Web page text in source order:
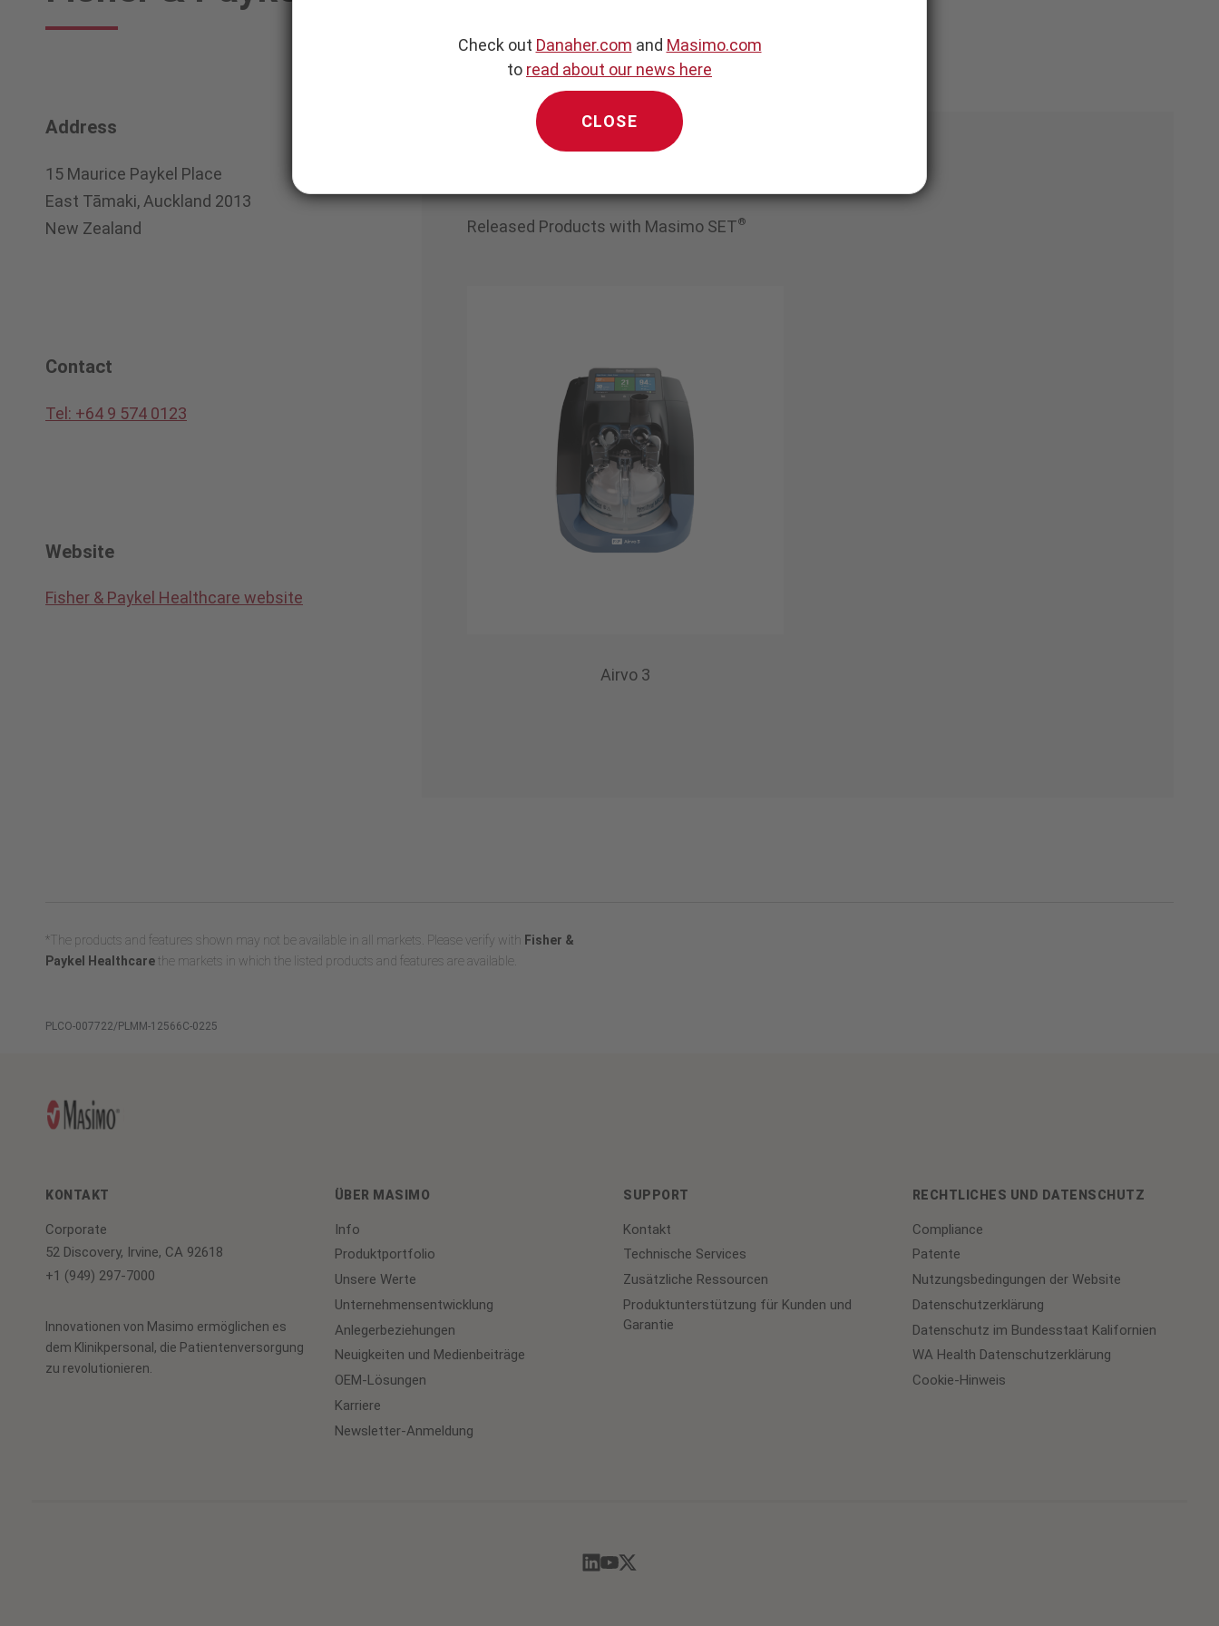
Paykel
Address
15 Maurice Paykel Place
East Tāmaki, Auckland 2013
New Zealand
Contact
Tel: +64 9 574 0123
Website
Fisher & Paykel Healthcare website
Released Products with Masimo SET®
Airvo 3
*The products and features shown may not be available in all markets. Please verify with Fisher &
Paykel Healthcarethe markets in which the listed products and features are available.
PLCO-007722/PLMM-12566C-0225
KONTAKT
Corporate
52 Discovery, Irvine, CA 92618
+1 (949) 297-7000
Innovationen von Masimo ermöglichen es
dem Klinikpersonal, die Patientenversorgung
zu revolutionieren.
ÜBER MASIMO
Info
Produktportfolio
Unsere Werte
Unternehmensentwicklung
Anlegerbeziehungen
Neuigkeiten und Medienbeiträge
OEM-Lösungen
Karriere
Newsletter-Anmeldung
SUPPORT
Kontakt
Technische Services
Zusätzliche Ressourcen
Produktunterstützung für Kunden und
Garantie
RECHTLICHES UND DATENSCHUTZ
Compliance
Patente
Nutzungsbedingungen der Website
Datenschutzerklärung
Datenschutz im Bundesstaat Kalifornien
WA Health Datenschutzerklärung
Cookie-Hinweis
Check out Danaher.com and Masimo.com
to read about our news here
CLOSE